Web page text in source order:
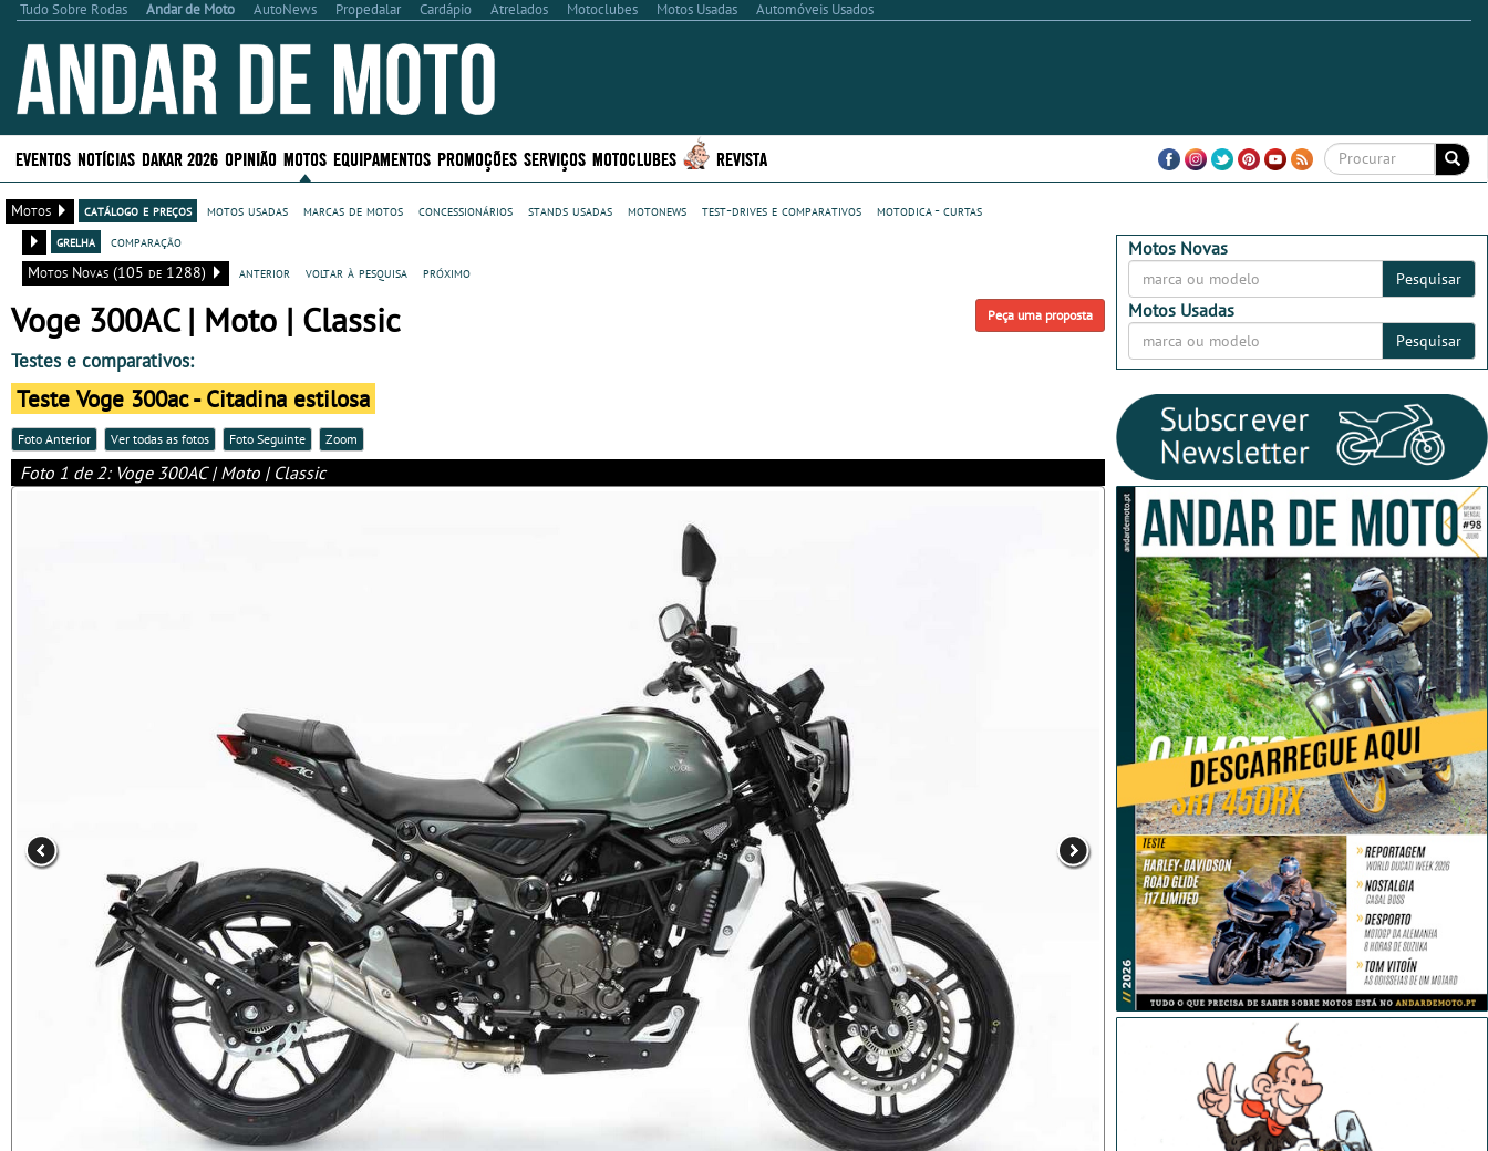
Tudo Sobre Rodas Andar de Moto AutoNews Propedalar Cardápio Atrelados Motoclubes Motos Usadas Automóveis Usados
EVENTOS NOTÍCIAS DAKAR 2026 OPINIÃO MOTOS EQUIPAMENTOS PROMOÇÕES SERVIÇOS MOTOCLUBES REVISTA
Motos catálogo e preços motos usadas marcas de motos concessionários stands usadas motonews test-drives e comparativos
motodica - curtas
grelha
comparação
Motos Novas (105 de 1288)
anterior voltar à pesquisa próximo
Peça uma proposta
Voge 300AC | Moto | Classic
Testes e comparativos:
Teste Voge 300ac - Citadina estilosa
Foto Anterior Ver todas as fotos Foto Seguinte Zoom
Foto 1 de 2: Voge 300AC | Moto | Classic
Motos Novas
Pesquisar
Motos Usadas
Pesquisar